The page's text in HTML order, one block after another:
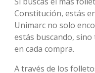
Constitución, estás
Unimarc no solo
estás buscando,
en cada compra.
A través de los